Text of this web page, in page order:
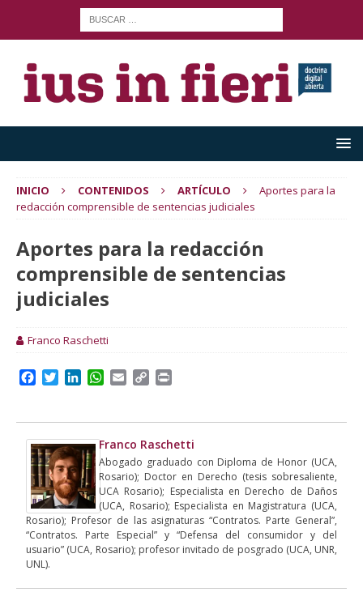
INICIO CONTENIDOS ARTÍCULO
Aportes para la
redacción comprensible de sentencias judiciales
Aportes para la redacción
comprensible de sentencias
judiciales
Franco Raschetti
e
b
o
o
k
t
t
e
r
k
e
d
I
n
W
t
s
A
p
p
i
l
y
L
i
n
k
n
t
Franco Raschetti
Abogado graduado con Diploma de Honor (UCA,
Rosario); Doctor en Derecho (tesis sobresaliente,
UCA Rosario); Especialista en Derecho de Daños
(UCA, Rosario); Especialista en Magistratura (UCA,
Rosario); Profesor de las asignaturas “Contratos. Parte General”,
“Contratos. Parte Especial” y “Defensa del consumidor y del
usuario” (UCA, Rosario); profesor invitado de posgrado (UCA, UNR,
UNL).